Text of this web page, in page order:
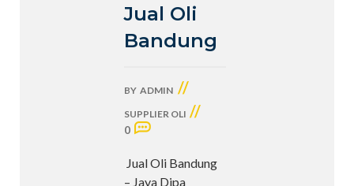
Jual Oli
Bandung
BY ADMIN //
SUPPLIER OLI //
0
Jual Oli Bandung
– Jaya Dipa